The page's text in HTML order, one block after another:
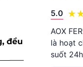
5.0
AOX
là hoạt
suốt